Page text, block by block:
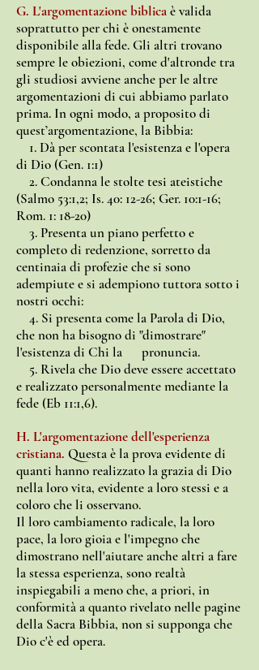
G. L'argomentazione biblicaè valida
soprattutto per chi è onestamente
disponibile alla fede. Gli altri trovano
sempre le obiezioni, come d'altronde tra
gli studiosi avviene anche per le altre
argomentazioni di cui abbiamo parlato
prima. In ogni modo, a proposito di
quest’argomentazione, la Bibbia:
1. Dà per scontata l'esistenza e l'opera
di Dio (Gen. 1:1)
2. Condanna le stolte tesi ateistiche
(Salmo 53:1,2; Is. 40: 12-26; Ger. 10:1-16;
Rom. 1: 18-20)
3. Presenta un piano perfetto e
completo di redenzione, sorretto da
centinaia di profezie che si sono
adempiute e si adempiono tuttora sotto i
nostri occhi:
4. Si presenta come la Parola di Dio,
che non ha bisogno di "dimostrare"
l'esistenza di Chi la pronuncia.
5. Rivela che Dio deve essere accettato
e realizzato personalmente mediante la
fede (Eb 11:1,6).
H. L'argomentazione dell'esperienza
cristiana. Questa è la prova evidente di
quanti hanno realizzato la grazia di Dio
nella loro vita, evidente a loro stessi e a
coloro che li osservano.
Il loro cambiamento radicale, la loro
pace, la loro gioia e l'impegno che
dimostrano nell'aiutare anche altri a fare
la stessa esperienza, sono realtà
inspiegabili a meno che, a priori, in
conformità a quanto rivelato nelle pagine
della Sacra Bibbia, non si supponga che
Dio c'è ed opera.